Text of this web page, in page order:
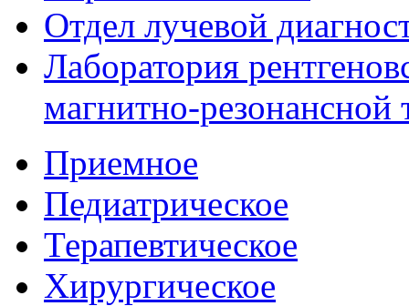
Отдел лучевой
Лаборатория
магнитно-резонансной
Приемное
Педиатрическое
Терапевтическое
Хирургическое